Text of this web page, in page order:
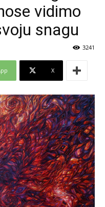
vidimo
snagu
3241
X